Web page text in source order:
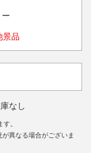
景品
なし
。
異なる場合がございま